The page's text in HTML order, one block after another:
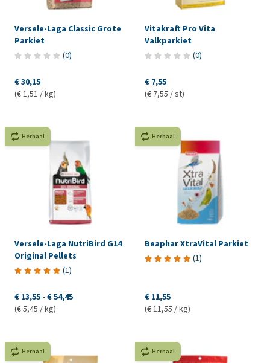
Versele-Laga Classic Grote
Parkiet
(0)
€ 30,15
(€ 1,51 / kg)
Vitakraft Pro Vita
Valkparkiet
(0)
€ 7,55
(€ 7,55 / st)
Herhaal
Versele-Laga NutriBird G14
Original Pellets
(1)
€ 13,55 - € 54,45
(€ 5,45 / kg)
Herhaal
Beaphar XtraVital Parkiet
(1)
€ 11,55
(€ 11,55 / kg)
Herhaal Herhaal